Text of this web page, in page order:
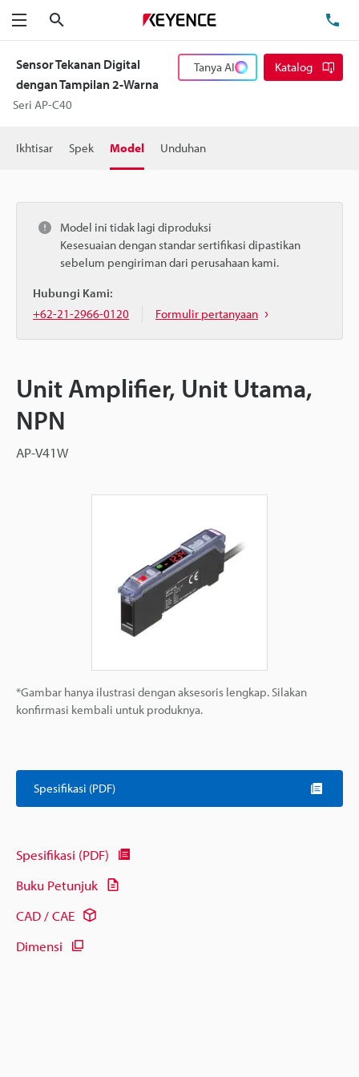
Menu
Sensor Tekanan Digital
dengan Tampilan 2-Warna
Seri AP-C40
Tanya AI Katalog
Ikhtisar Spek Model Unduhan
Model ini tidak lagi diproduksi
Kesesuaian dengan standar sertifikasi dipastikan
sebelum pengiriman dari perusahaan kami.
Hubungi Kami:
+62-21-2966-0120
Formulir pertanyaan
Unit Amplifier, Unit Utama,
NPN
AP-V41W
*Gambar hanya ilustrasi dengan aksesoris lengkap. Silakan
konfirmasi kembali untuk produknya.
Spesifikasi (PDF)
Spesifikasi (PDF)
Buku Petunjuk
CAD / CAE
Dimensi